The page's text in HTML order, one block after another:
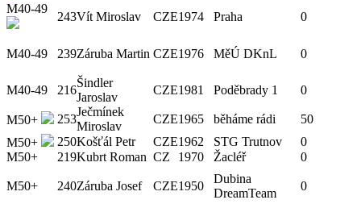
M40-49
243Vít Miroslav CZE1974 Praha 0
M40-49 239Záruba Martin CZE1976 MěÚ DKnL 0
M40-49 216
Šindler
Jaroslav
CZE1981 Poděbrady 1 0
M50+ 253
Ječmínek
Miroslav
CZE1965 běháme rádi
50
M50+
250Košťál Petr CZE1962 STG Trutnov
0
M50+
219Kubrt Roman CZ 1970 Žacléř 0
M50+ 240Záruba Josef CZE1950
Dubina
DreamTeam
0